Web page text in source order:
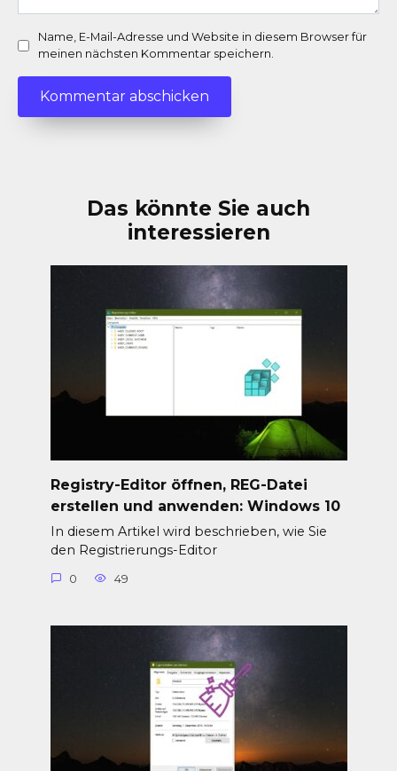
Name, E-Mail-Adresse und Website in diesem Browser für
meinen nächsten Kommentar speichern.
Das könnte Sie auch
interessieren
Registry-Editor öffnen, REG-Datei
erstellen und anwenden: Windows 10
In diesem Artikel wird beschrieben, wie Sie
den Registrierungs-Editor
0 49